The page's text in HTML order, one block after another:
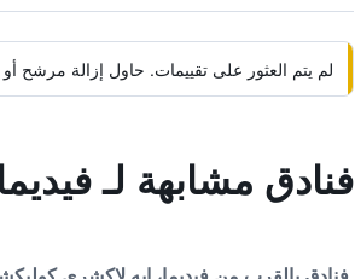
لم يتم العثور على تقييمات. حاول إزالة
فنادق مشابهة لـ